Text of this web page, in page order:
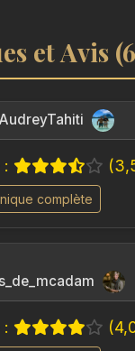
et Avis
complète